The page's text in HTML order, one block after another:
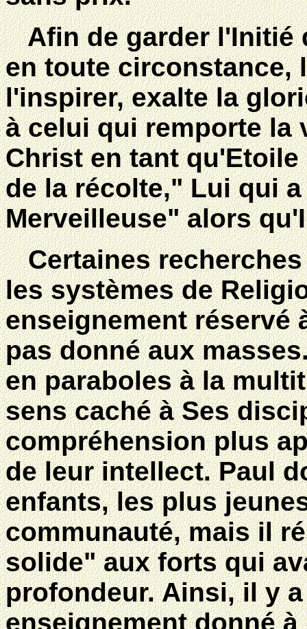
Afin de garder l'Initié
en toute circonstance,
l'inspirer, exalte la
à celui qui remporte la
Christ en tant
de la récolte," Lui qui
Merveilleuse" alors
Certaines recherches
les systèmes de
enseignement réservé
pas donné aux
en paraboles à la
sens caché à Ses
compréhension plus
de leur intellect. Paul
enfants, les plus
communauté, mais il
solide" aux forts qui
profondeur. Ainsi, il y
enseignement donné